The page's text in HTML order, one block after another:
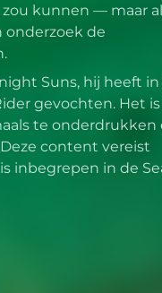
kunnen — maar
onderzoek de
Suns, hij heeft
gevochten. Het
te onderdrukken
content vereist
inbegrepen in de